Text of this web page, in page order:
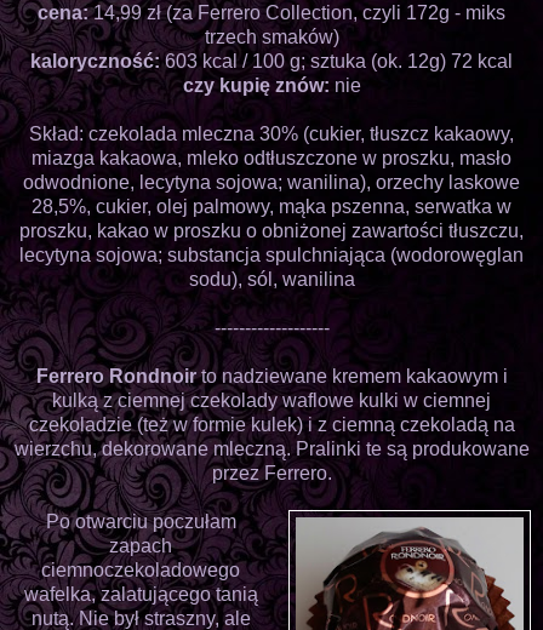
cena:14,99 zł (za Ferrero Collection, czyli 172g - miks
trzech smaków)
kaloryczność:603 kcal / 100 g; sztuka (ok. 12g) 72 kcal
czy kupię znów: nie
Skład: czekolada mleczna 30% (cukier, tłuszcz kakaowy,
miazga kakaowa, mleko odtłuszczone w proszku, masło
odwodnione, lecytyna sojowa; wanilina), orzechy laskowe
28,5%, cukier, olej palmowy, mąka pszenna, serwatka w
proszku, kakao w proszku o obniżonej zawartości tłuszczu,
lecytyna sojowa; substancja spulchniająca (wodorowęglan
sodu), sól, wanilina
-------------------
Ferrero Rondnoirto nadziewane kremem kakaowym i
kulką z ciemnej czekolady waflowe kulki w ciemnej
czekoladzie (też w formie kulek) i z ciemną czekoladą na
wierzchu, dekorowane mleczną. Pralinki te są produkowane
przez Ferrero.
Po otwarciu poczułam
zapach
ciemnoczekoladowego
wafelka, zalatującego tanią
nutą. Nie był straszny, ale